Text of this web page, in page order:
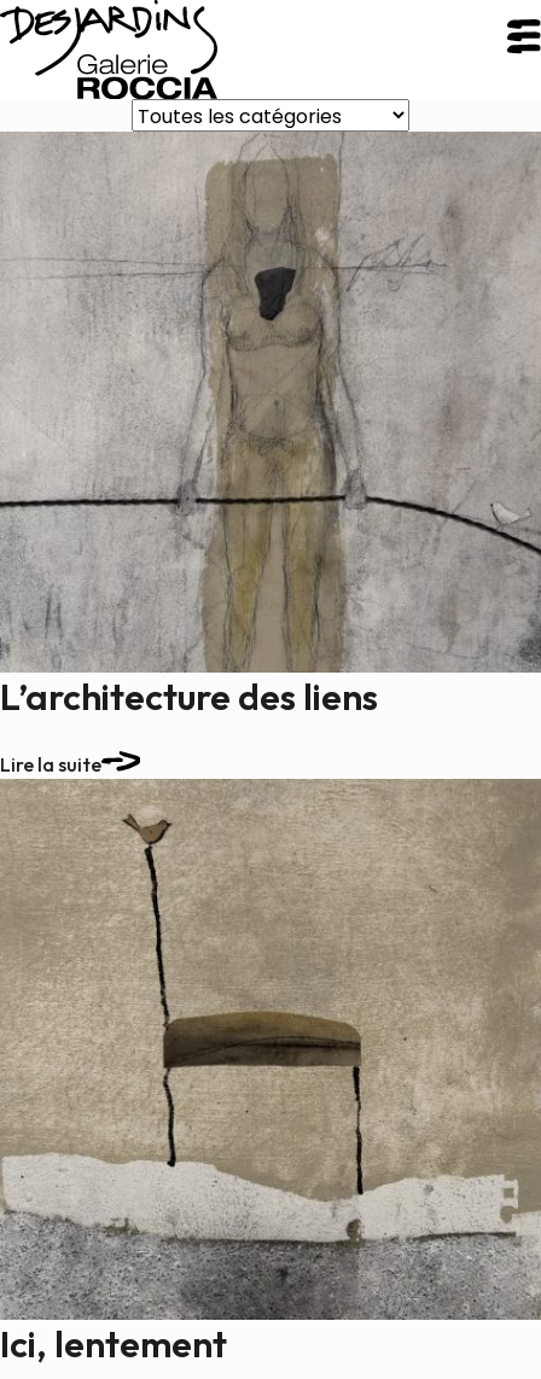
FERMER
Galerie Roccia
Desjardins
Desjardins
Démarche
Inspirations
CV
Portfolio
Peintures
Sculptures
Petits grimpeurs
Études
Sculptures monumentales
Quoi de neuf
Actualités
Revue de presse
Contact
English
L’architecture des liens
Lire la suite
Ici, lentement